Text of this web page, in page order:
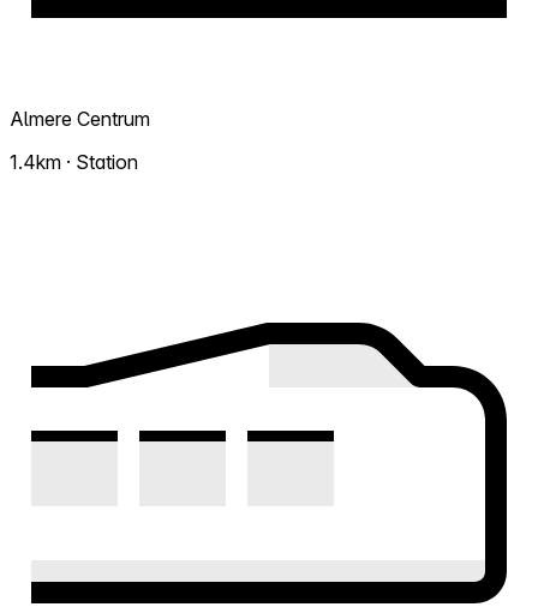
Almere Centrum
1.4km · Station